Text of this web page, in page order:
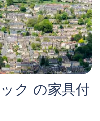
ク の家具付